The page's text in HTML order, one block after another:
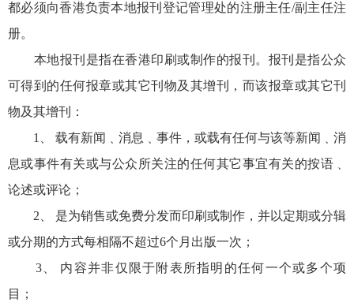
都必须向香港负责本地报刊登记管理处的注册主任/副主任注
册。
本地报刊是指在香港印刷或制作的报刊。报刊是指公众
可得到的任何报章或其它刊物及其增刊，而该报章或其它刊
物及其增刊：
1、 载有新闻﹑消息﹑事件，或载有任何与该等新闻﹑消
息或事件有关或与公众所关注的任何其它事宜有关的按语﹑
论述或评论；
2、 是为销售或免费分发而印刷或制作，并以定期或分辑
或分期的方式每相隔不超过6个月出版一次；
3、 内容并非仅限于附表所指明的任何一个或多个项
目；